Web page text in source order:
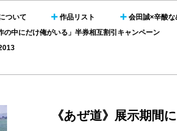
ついて  作品リスト  会田誠×辛酸
の中にだけ俺がいる」半券相互割引キャンペーン
《あぜ道》展示期間